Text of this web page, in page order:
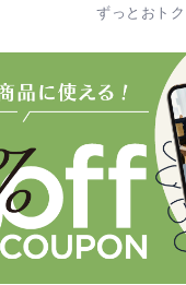
ずっとおト